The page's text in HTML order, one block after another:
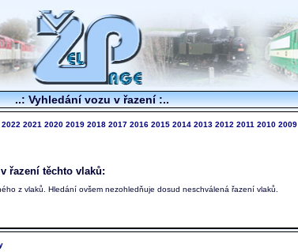
..: Vyhledání vozu v řazení :..
2022 2021 2020 2019 2018 2017 2016 2015 2014 2013 2012 2011 2010 2009
řazení těchto vlaků:
z vlaků. Hledání ovšem nezohledňuje dosud neschválená řazení vlaků.